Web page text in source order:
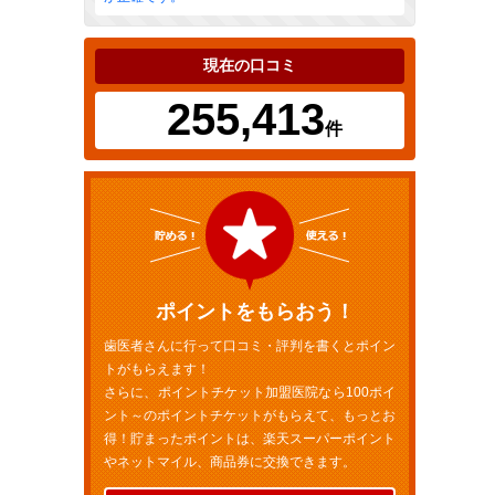
現在の口コミ
255,413件
ポイントをもらおう！
歯医者さんに行って口コミ・評判を書くとポイン
トがもらえます！
さらに、ポイントチケット加盟医院なら100ポイ
ント～のポイントチケットがもらえて、もっとお
得！貯まったポイントは、楽天スーパーポイント
やネットマイル、商品券に交換できます。